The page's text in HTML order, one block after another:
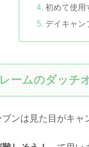
初めて使用
デイキャン
ームのダッチ
ンは見た目がキャ